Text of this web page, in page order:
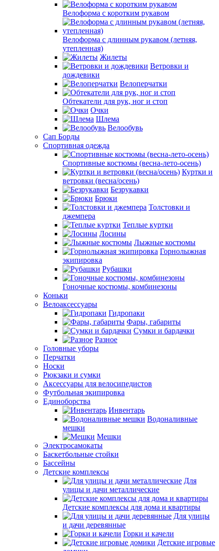
Велоформа с коротким рукавом
Велоформа с длинным рукавом (летняя,
утепленная)
Жилеты
Ветровки и
дождевики
Велоперчатки
Обтекатели для рук, ног и стоп
Очки
Шлема
Велообувь
Сап Борды
Спортивная одежда
Спортивные костюмы (весна-лето-осень)
Куртки и
ветровки (весна/осень)
Безрукавки
Брюки
Толстовки и
джемпера
Теплые куртки
Лосины
Лыжные костюмы
Горнолыжная
экипировка
Рубашки
Гоночные костюмы, комбинезоны
Коньки
Велоаксессуары
Гидропаки
Фары, габариты
Сумки и бардачки
Разное
Головные уборы
Перчатки
Носки
Рюкзаки и сумки
Аксессуары для велосипедистов
Футбольная экипировка
Единоборства
Инвентарь
Водоналивные
мешки
Мешки
Электросамокаты
Баскетбольные стойки
Бассейны
Детские комплексы
Для
улицы и дачи металлические
Детские комплексы для дома и квартиры
Для улицы
и дачи деревянные
Горки и качели
Детские игровые